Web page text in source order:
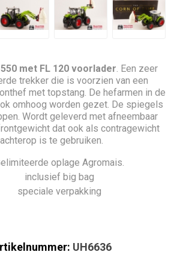
met FL 120 voorlader. Een zeer
trekker die is voorzien van een
met topstang. De hefarmen in de
omhoog worden gezet. De spiegels
Wordt geleverd met afneembaar
dat ook als contragewicht
achterop is te gebruiken.
oplage Agromais.
inclusief big bag
speciale verpakking
UH6636